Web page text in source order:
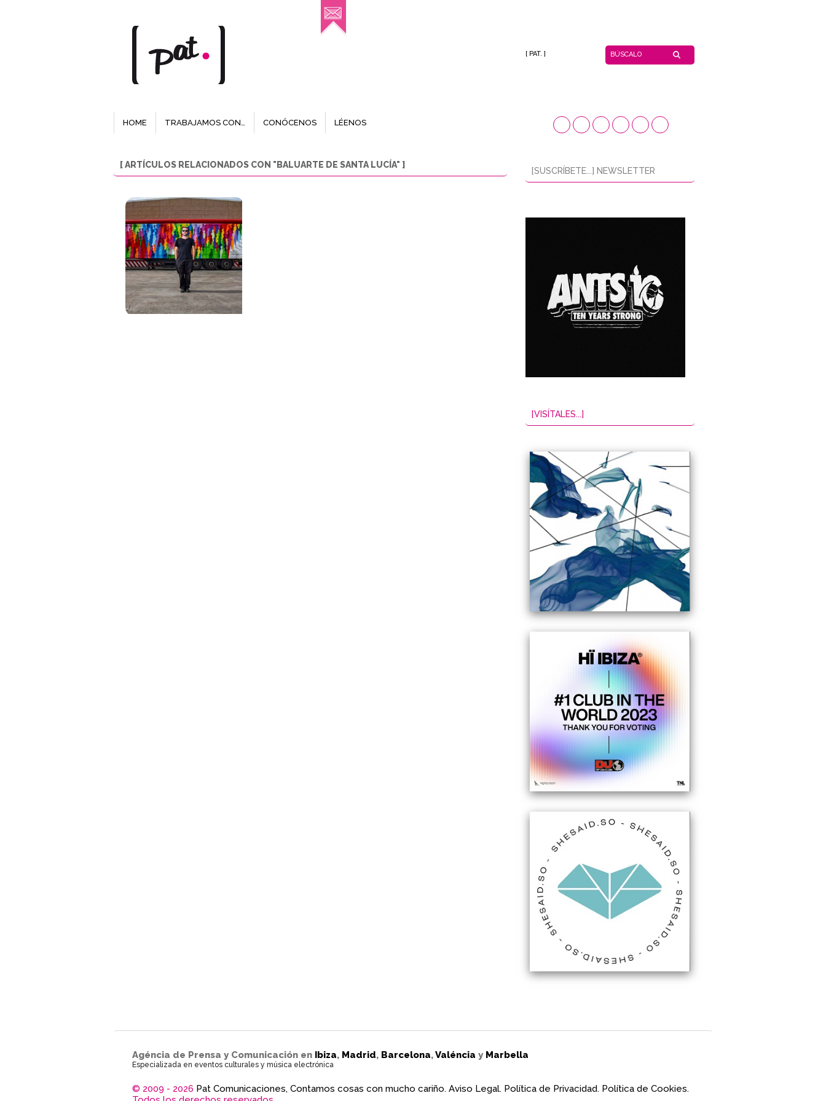
[ PAT. ]
HOME TRABAJAMOS CON… CONÓCENOS LÉENOS
[ ARTÍCULOS RELACIONADOS CON "BALUARTE DE SANTA LUCÍA" ]
[SUSCRÍBETE...] NEWSLETTER
[VISÍTALES...]
Agéncia de Prensa y Comunicación en Ibiza, Madrid, Barcelona,Valéncia y Marbella
Especializada en eventos culturales y música electrónica
© 2009 - 2026 Pat Comunicaciones, Contamos cosas con mucho cariño. Aviso Legal. Política de Privacidad. Política de Cookies.